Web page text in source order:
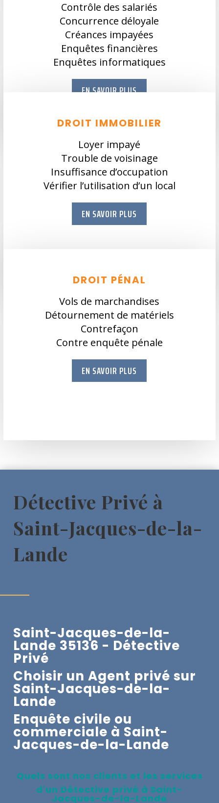
Contrôle des salariés
Concurrence déloyale
Créances impayées
Enquêtes financières
Enquêtes informatiques
EN SAVOIR PLUS
DROIT IMMOBILIER
Loyer impayé
Trouble de voisinage
Insuffisance d’occupation
Vérifier l’utilisation d’un local
EN SAVOIR PLUS
DROIT PÉNAL
Vols de marchandises
Détournement de matériels
Contrefaçon
Contre enquête pénale
EN SAVOIR PLUS
Détective Privé à
Saint-Jacques-de-la-
Lande
Saint-Jacques-de-la-
Lande 35136 - Détective
Privé
Choisir un Agent privé sur
Saint-Jacques-de-la-
Lande
Enquête civile ou
commerciale à Saint-
Jacques-de-la-Lande
Quels sont nos clients et les services
d'un Détective privé à Saint-
Jacques-de-la-Lande